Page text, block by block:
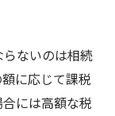
ないのは相続
に応じて課税
には高額な税